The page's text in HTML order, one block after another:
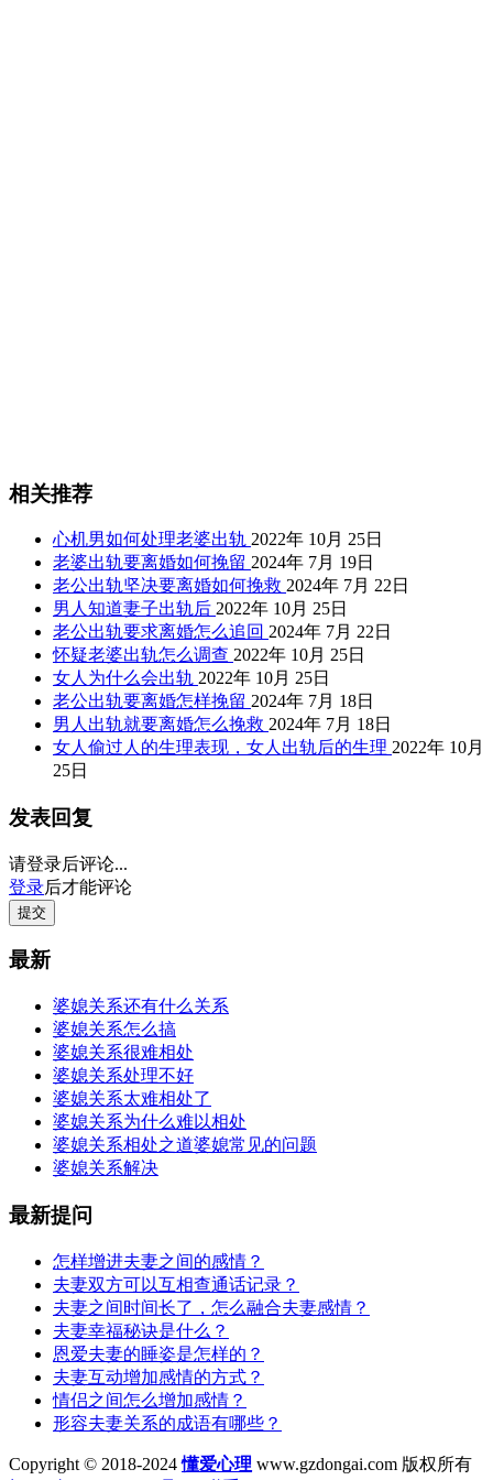
相关推荐
心机男如何处理老婆出轨 2022年 10月 25日
老婆出轨要离婚如何挽留 2024年 7月 19日
老公出轨坚决要离婚如何挽救 2024年 7月 22日
男人知道妻子出轨后 2022年 10月 25日
老公出轨要求离婚怎么追回 2024年 7月 22日
怀疑老婆出轨怎么调查 2022年 10月 25日
女人为什么会出轨 2022年 10月 25日
老公出轨要离婚怎样挽留 2024年 7月 18日
男人出轨就要离婚怎么挽救 2024年 7月 18日
女人偷过人的生理表现，女人出轨后的生理 2022年 10月
25日
发表回复
请登录后评论...
登录后才能评论
提交
最新
婆媳关系还有什么关系
婆媳关系怎么搞
婆媳关系很难相处
婆媳关系处理不好
婆媳关系太难相处了
婆媳关系为什么难以相处
婆媳关系相处之道婆媳常见的问题
婆媳关系解决
最新提问
怎样增进夫妻之间的感情？
夫妻双方可以互相查通话记录？
夫妻之间时间长了，怎么融合夫妻感情？
夫妻幸福秘诀是什么？
恩爱夫妻的睡姿是怎样的？
夫妻互动增加感情的方式？
情侣之间怎么增加感情？
形容夫妻关系的成语有哪些？
Copyright © 2018-2024懂爱心理 www.gzdongai.com 版权所有